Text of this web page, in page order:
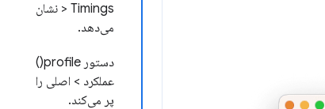
> Timings نشان
می‌دهد.
دستور profile()
عملکرد > اصلی را
پر می‌کند.